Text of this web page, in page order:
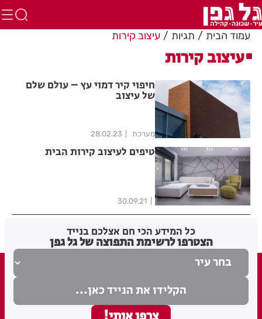
עמוד הבית תגיות עיצוב קירות
עיצוב קירות
חיפוי קיר דמוי עץ – עולם שלם
של עיצוב
מערכת 28.02.23
טיפים לעיצוב קירות הבית
30.09.21
כל המידע הכי חם אצלכם בנייד
הצטרפו לרשימת התפוצה של גל גפן